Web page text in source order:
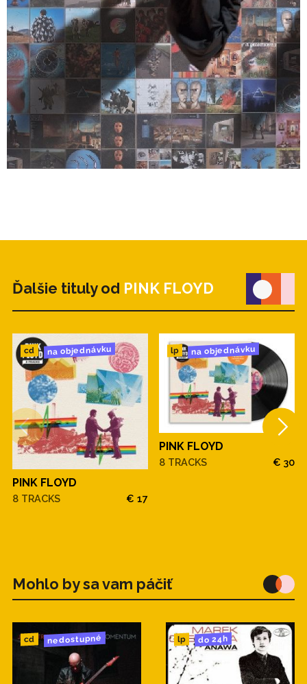
Ďalšie tituly od PINK FLOYD
cd na objednávku
PINK FLOYD
8 TRACKS € 17
lp na objednávku
PINK FLOYD
8 TRACKS € 30
Mohlo by sa vam páčiť
cd nedostupné lp do 24h